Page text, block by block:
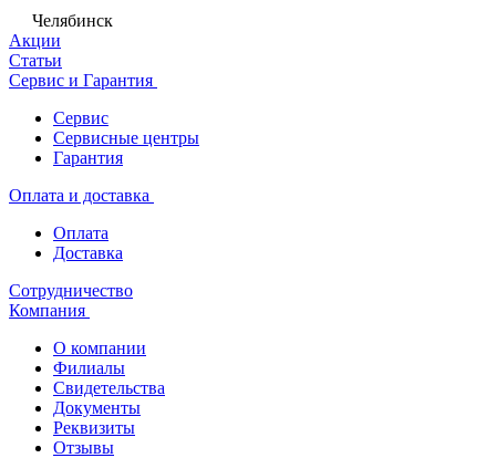
Челябинск
Акции
Статьи
Сервис и Гарантия
Сервис
Сервисные центры
Гарантия
Оплата и доставка
Оплата
Доставка
Сотрудничество
Компания
О компании
Филиалы
Свидетельства
Документы
Реквизиты
Отзывы